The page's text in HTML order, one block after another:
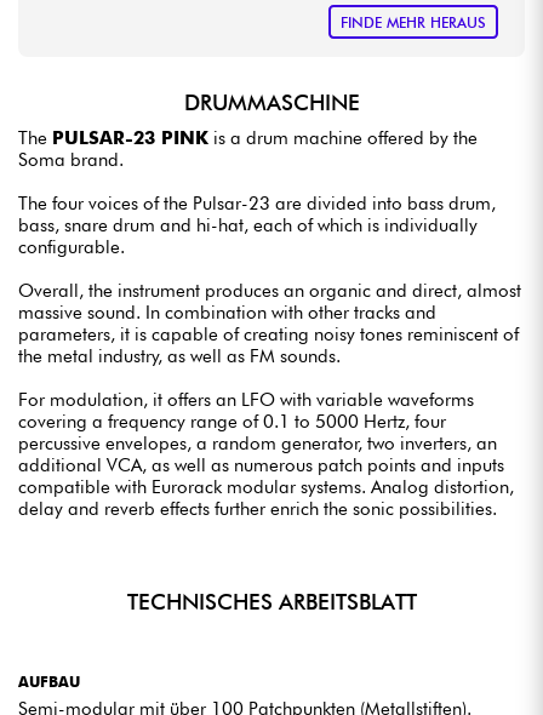
FINDE MEHR HERAUS
DRUMMASCHINE
The PULSAR-23 PINK is a drum machine offered by the
Soma brand.
The four voices of the Pulsar-23 are divided into bass drum,
bass, snare drum and hi-hat, each of which is individually
configurable.
Overall, the instrument produces an organic and direct, almost
massive sound. In combination with other tracks and
parameters, it is capable of creating noisy tones reminiscent of
the metal industry, as well as FM sounds.
For modulation, it offers an LFO with variable waveforms
covering a frequency range of 0.1 to 5000 Hertz, four
percussive envelopes, a random generator, two inverters, an
additional VCA, as well as numerous patch points and inputs
compatible with Eurorack modular systems. Analog distortion,
delay and reverb effects further enrich the sonic possibilities.
TECHNISCHES ARBEITSBLATT
AUFBAU
Semi-modular mit über 100 Patchpunkten (Metallstiften).